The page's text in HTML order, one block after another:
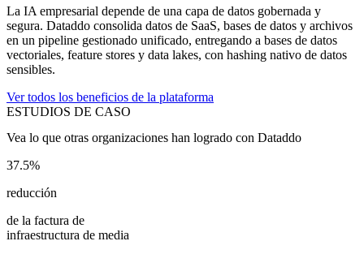
La IA empresarial depende de una capa de datos gobernada y
segura. Dataddo consolida datos de SaaS, bases de datos y archivos
en un pipeline gestionado unificado, entregando a bases de datos
vectoriales, feature stores y data lakes, con hashing nativo de datos
sensibles.
Ver todos los beneficios de la plataforma
ESTUDIOS DE CASO
Vea lo que otras organizaciones han logrado con Dataddo
37.5%
reducción
de la factura de
infraestructura de media